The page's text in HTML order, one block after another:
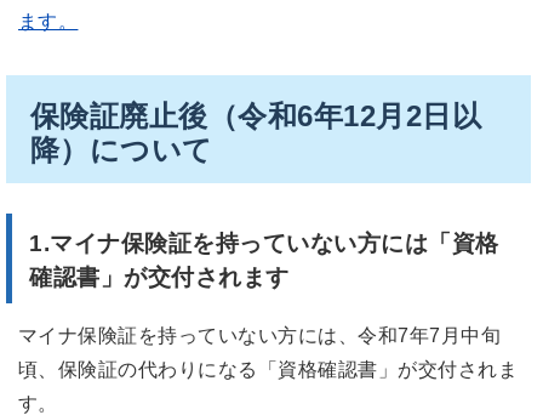
ます。
保険証廃止後（令和6年12月2日以
降）について
1.マイナ保険証を持っていない方には「資格
確認書」が交付されます
マイナ保険証を持っていない方には、令和7年7月中旬
頃、保険証の代わりになる「資格確認書」が交付されま
す。